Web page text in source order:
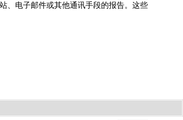
、电子邮件或其他通讯手段的报告。这些